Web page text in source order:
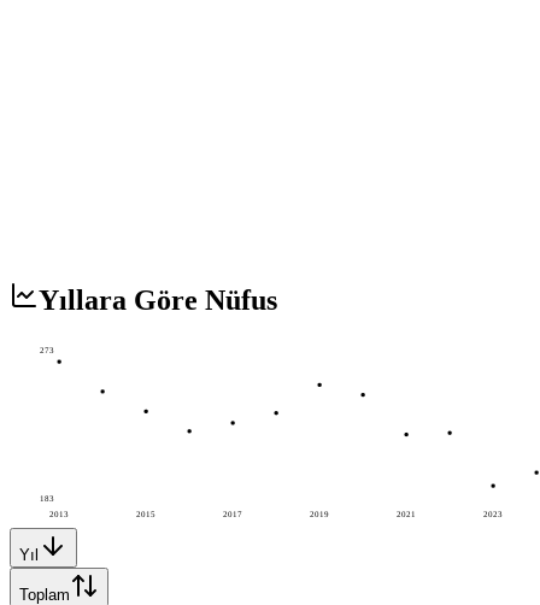
Yıllara Göre Nüfus
2013 2015 2017 2019 2021 2023
273
183
Yıl
Toplam